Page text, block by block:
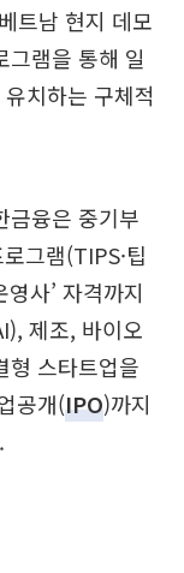
트남 현지 데모
그램을 통해 일
치하는 구체적
금융은 중기부
그램(TIPS·팁
사’ 자격까지
제조, 바이오
형 스타트업을
공개(IPO)까지